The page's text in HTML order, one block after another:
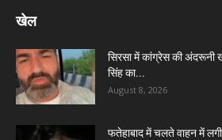
खेल
सिरसा में कांग्रेस की अंदरूनी
सिंह का...
August 8, 2026
फतेहाबाद में चलते वाहन में